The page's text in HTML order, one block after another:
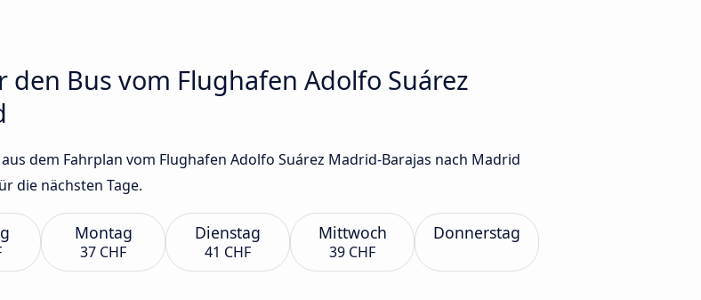
Bus vom Flughafen Adolfo Suárez
dem Fahrplan vom Flughafen Adolfo Suárez Madrid-Barajas nach Madrid
die nächsten Tage.
Montag
37 CHF
Dienstag
41 CHF
Mittwoch
39 CHF
Donnerstag